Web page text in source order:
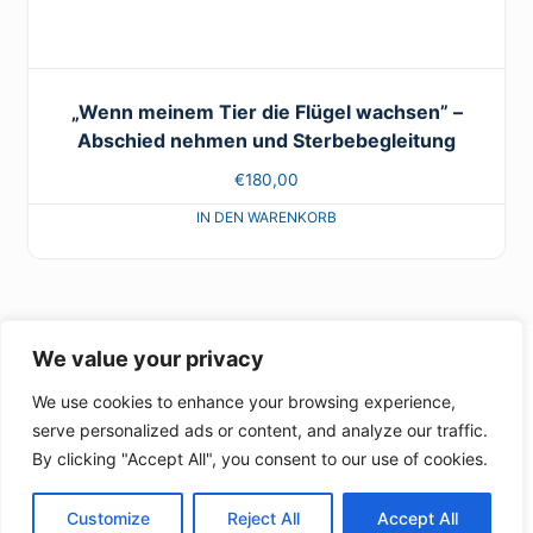
We value your privacy
We use cookies to enhance your browsing experience,
serve personalized ads or content, and analyze our traffic.
By clicking "Accept All", you consent to our use of cookies.
Customize Reject All Accept All
„Wenn meinem Tier die Flügel wachsen” –
Abschied nehmen und Sterbebegleitung
€180,00
© 2026 - Onlinekurse Tiereakademie -
www.tiereakademie.de
AGBs
Datenschutzerklärung Die Tiere-Akademie